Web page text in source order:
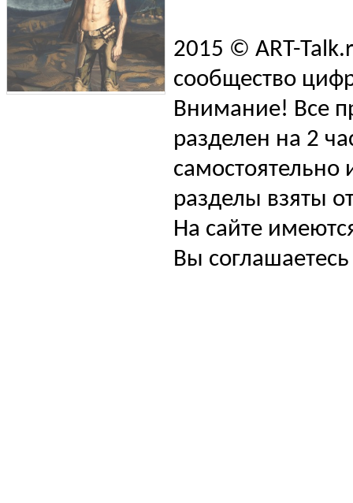
2015 © ART-
сообщество
Внимание! Все
разделен на 2
самостоятельно
разделы взяты
На сайте
Вы